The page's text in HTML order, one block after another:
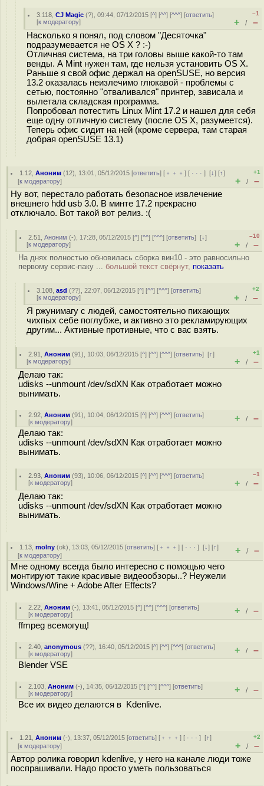
3.118 ,CJ Magic (?), 09:44, 07/12/2015 [^] [^^] [^^^] [ответить]
[к модератору]
–1
+ / –
Насколько я понял, под словом "Десяточка"
подразумевается не OS X ? :-)
Отличная система, на три головы выше какой-то там
венды. А Mint нужен там, где нельзя установить OS X.
Раньше я свой офис держал на openSUSE, но версия
13.2 оказалась неизлечимо глюкавой - проблемы с
сетью, постоянно "отваливался" принтер, зависала и
вылетала складская программа.
Попробовал потестить Linux Mint 17.2 и нашел для себя
еще одну отличную систему (после OS X, разумеется).
Теперь офис сидит на ней (кроме сервера, там старая
добрая openSUSE 13.1)
1.12 ,Аноним (12), 13:01, 05/12/2015 [ответить] [ ﹢﹢﹢] [ · · ·][↓] [↑]
[к модератору]
+1
+ / –
Ну вот, перестало работать безопасное извлечение
внешнего hdd usb 3.0. В минте 17.2 прекрасно
отключало. Вот такой вот релиз. :(
2.51 ,Аноним (-), 17:28, 05/12/2015 [^] [^^] [^^^] [ответить][↓]
[к модератору]
–10
+ / –
На днях полностью обновилась сборка вин10 - это равносильно
первому сервис-паку ... большой текст свёрнут, показать
3.108 ,asd (??), 22:07, 06/12/2015 [^] [^^] [^^^] [ответить]
[к модератору]
+2
+ / –
Я ржунимагу с людей, самостоятельно пихающих
чихпых себе поглубже, и активно это рекламирующих
другим... Активные противные, что с вас взять.
2.91 ,Аноним (91), 10:03, 06/12/2015 [^] [^^] [^^^] [ответить][↑]
[к модератору]
+1
+ / –
Делаю так:
udisks --unmount /dev/sdXN Как отработает можно
вынимать.
2.92 ,Аноним (91), 10:04, 06/12/2015 [^] [^^] [^^^] [ответить]
[к модератору] + / –
Делаю так:
udisks --unmount /dev/sdXN Как отработает можно
вынимать.
2.93 ,Аноним (93), 10:06, 06/12/2015 [^] [^^] [^^^] [ответить]
[к модератору]
–1
+ / –
Делаю так:
udisks --unmount /dev/sdXN Как отработает можно
вынимать.
1.13 ,molny (ok), 13:03, 05/12/2015 [ответить] [ ﹢﹢﹢] [ · · ·][↓] [↑]
[к модератору] + / –
Мне одному всегда было интересно с помощью чего
монтируют такие красивые видеообзоры..? Неужели
Windows/Wine + Adobe After Effects?
2.22 ,Аноним (-), 13:41, 05/12/2015 [^] [^^] [^^^] [ответить]
[к модератору] + / –
ffmpeg всемогущ!
2.40 ,anonymous (??), 16:40, 05/12/2015 [^] [^^] [^^^] [ответить]
[к модератору] + / –
Blender VSE
2.103 ,Аноним (-), 14:35, 06/12/2015 [^] [^^] [^^^] [ответить]
[к модератору] + / –
Все их видео делаются в Kdenlive.
1.21 ,Аноним (-), 13:37, 05/12/2015 [ответить] [ ﹢﹢﹢] [ · · ·][↑]
[к модератору]
+2
+ / –
Автор ролика говорил kdenlive, у него на канале люди тоже
поспрашивали. Надо просто уметь пользоваться